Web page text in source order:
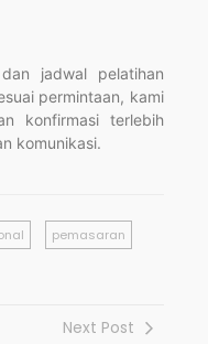
jadwal pelatihan
permintaan, kami
konfirmasi terlebih
komunikasi.
pemasaran
Next Post